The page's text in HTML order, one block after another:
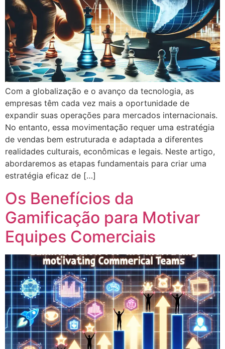
Com a globalização e o avanço da tecnologia, as
empresas têm cada vez mais a oportunidade de
expandir suas operações para mercados internacionais.
No entanto, essa movimentação requer uma estratégia
de vendas bem estruturada e adaptada a diferentes
realidades culturais, econômicas e legais. Neste artigo,
abordaremos as etapas fundamentais para criar uma
estratégia eficaz de […]
Os Benefícios da
Gamificação para Motivar
Equipes Comerciais